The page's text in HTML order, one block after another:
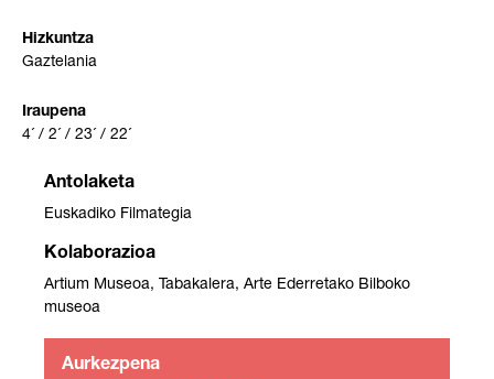
Hizkuntza
Gaztelania
Iraupena
4´ / 2´ / 23´ / 22´
Antolaketa
Euskadiko Filmategia
Kolaborazioa
Artium Museoa, Tabakalera, Arte Ederretako Bilboko
museoa
Aurkezpena